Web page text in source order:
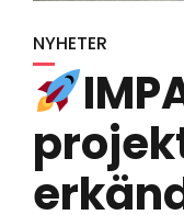
NYHETER